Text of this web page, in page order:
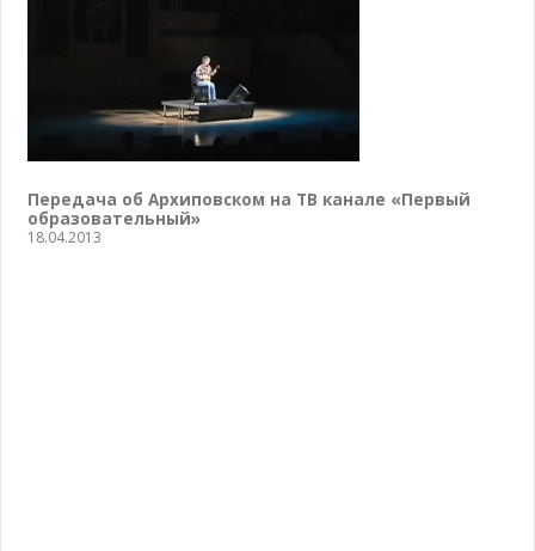
Передача об Архиповском на ТВ канале «Первый
образовательный»
18.04.2013